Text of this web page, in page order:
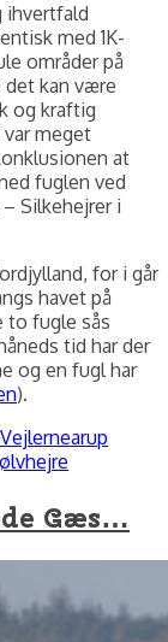
ihvertfald
med 1K-
områder på
det kan være
og kraftig
meget
at
fuglen ved
Silkehejrer i
for i går
havet på
to fugle sås
tid har der
og en fugl har
).
Kategorier
VejlerneTags
arup
Gæs…